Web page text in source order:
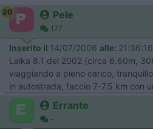
20 Pele
177
Inserito il 14/07/2006 alle: 21:36:16
Laika 8.1 del 2002 (circa 6.60m,
viaggiando a pieno carico,
in autostrada, faccio 7-7.5 km con
Errante
-